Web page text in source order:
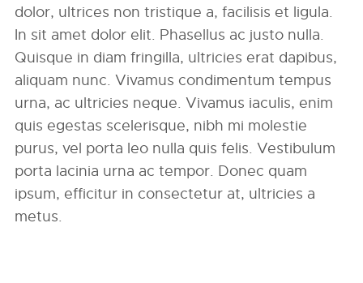
dolor, ultrices non tristique a, facilisis et ligula.
In sit amet dolor elit. Phasellus ac justo nulla.
Quisque in diam fringilla, ultricies erat dapibus,
aliquam nunc. Vivamus condimentum tempus
urna, ac ultricies neque. Vivamus iaculis, enim
quis egestas scelerisque, nibh mi molestie
purus, vel porta leo nulla quis felis. Vestibulum
porta lacinia urna ac tempor. Donec quam
ipsum, efficitur in consectetur at, ultricies a
metus.